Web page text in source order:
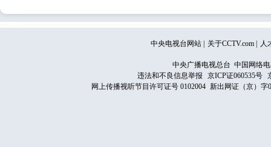
中央电视台网站 关于CCTV.com 人
中央广播电视总台 中国网络
违法和不良信息举报
京ICP证060535号
网上传播视听节目许可证号 0102004 新出网证（京）